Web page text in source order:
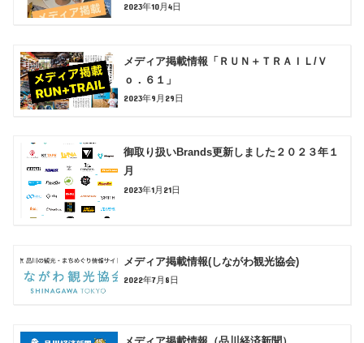
2023年10月4日
メディア掲載情報「ＲＵＮ＋ＴＲＡＩＬ/Ｖ
ｏ．６１」
2023年9月29日
御取り扱いBrands更新しました２０２３年１
月
2023年1月21日
メディア掲載情報(しながわ観光協会)
2022年7月8日